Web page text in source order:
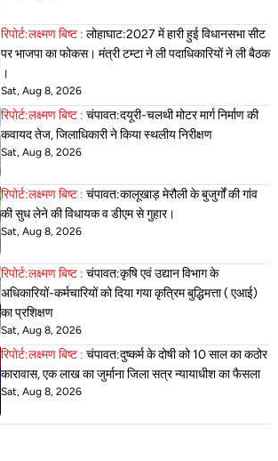
रिपोर्ट:लक्ष्मण बिष्ट : लोहाघाट:2027 में हारी हुई विधानसभा सीट
पर भाजपा का फोकस। मंत्री टम्टा ने ली पदाधिकारियों ने ली बैठक
।
Sat, Aug 8, 2026
रिपोर्ट:लक्ष्मण बिष्ट : चंपावत:दयूरी-चलथी मोटर मार्ग निर्माण की
कवायद तेज, जिलाधिकारी ने किया स्थलीय निरीक्षण
Sat, Aug 8, 2026
रिपोर्ट:लक्ष्मण बिष्ट : चंपावत:कालूखाड़ मेरौली के बुजुर्गों की गांव
की सुध लेने की विधायक व डीएम से गुहार।
Sat, Aug 8, 2026
रिपोर्ट:लक्ष्मण बिष्ट : चंपावत:कृषि एवं उद्यान विभाग के
अधिकारियों-कर्मचारियों को दिया गया कृत्रिम बुद्धिमत्ता ( एआई)
का प्रशिक्षण
Sat, Aug 8, 2026
रिपोर्ट:लक्ष्मण बिष्ट : चंपावत:दुष्कर्म के दोषी को 10 साल का कठोर
कारावास, एक लाख का जुर्माना जिला सत्र न्यायाधीश का फैसला
Sat, Aug 8, 2026